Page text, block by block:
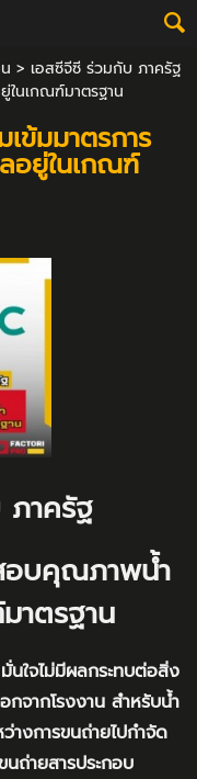
> เอสซีจีซี ร่วมกับ ภาครัฐ
ในเกณฑ์มาตรฐาน
ข้มมาตรการ
อยู่ในเกณฑ์
ภาครัฐ
อบคุณภาพน้ำ
าตรฐาน
ใจไม่มีผลกระทบต่อสิ่ง
จากโรงงาน สำหรับน้ำ
างการขนถ่ายไปกำจัด
ถ่ายสารประกอบ